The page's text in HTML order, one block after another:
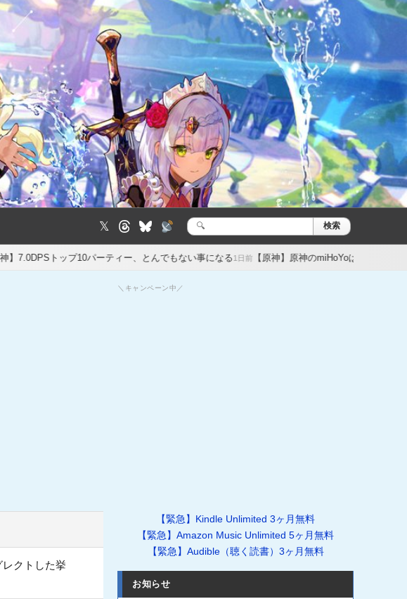
𝕏
検
検索
プ10パーティー、とんでもない事になる1日前【原神】原神のmiHoYoはなぜオープンワールド
クトした挙
＼キャンペーン中／
【緊急】Kindle Unlimited 3ヶ月無料
【緊急】Amazon Music Unlimited 5ヶ月無料
【緊急】Audible（聴く読書）3ヶ月無料
お知らせ